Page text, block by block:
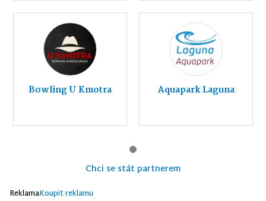
Bowling U Kmotra Aquapark Laguna
Chci se stát partnerem
ReklamaKoupit reklamu